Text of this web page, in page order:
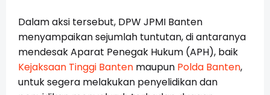
Dalam aksi tersebut, DPW JPMI Banten
menyampaikan sejumlah tuntutan, di antaranya
mendesak Aparat Penegak Hukum (APH), baik
Kejaksaan Tinggi Banten maupun Polda Banten,
untuk segera melakukan penyelidikan dan